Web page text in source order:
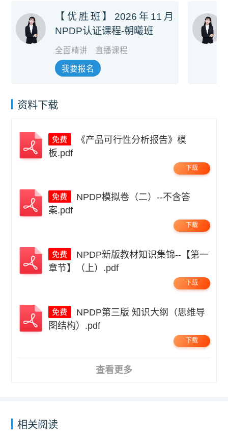
【优胜班】2026年11月
NPDP认证课程-朝曦班
全面精讲 直播课程
我要报名
资料下载
板.pdf
下载
案.pdf
下载
章节】（上）.pdf
下载
图结构）.pdf
下载
查看更多
相关阅读